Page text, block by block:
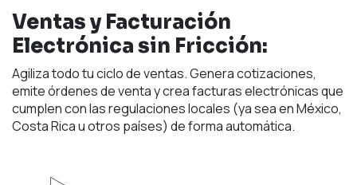
Ventas y Facturación
Electrónica sin Fricción:
Agiliza todo tu ciclo de ventas. Genera cotizaciones,
emite órdenes de venta y crea facturas electrónicas que
cumplen con las regulaciones locales (ya sea en México,
Costa Rica u otros países) de forma automática.